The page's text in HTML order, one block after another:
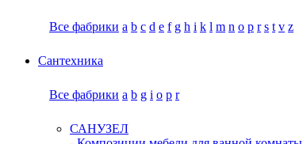
Все фабрики a b c d e f g h i k l m n o p r s t v z
Сантехника
Все фабрики a b g i o p r
САНУЗЕЛ